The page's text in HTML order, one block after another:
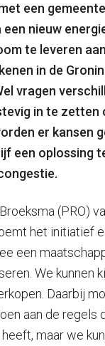
een
nieuw
te leveren
in de
vragen
in te zetten
er kansen
een oplossing
(PRO)
het initiatief
een
We kunnen
Daarbij
aan de regels
maar we